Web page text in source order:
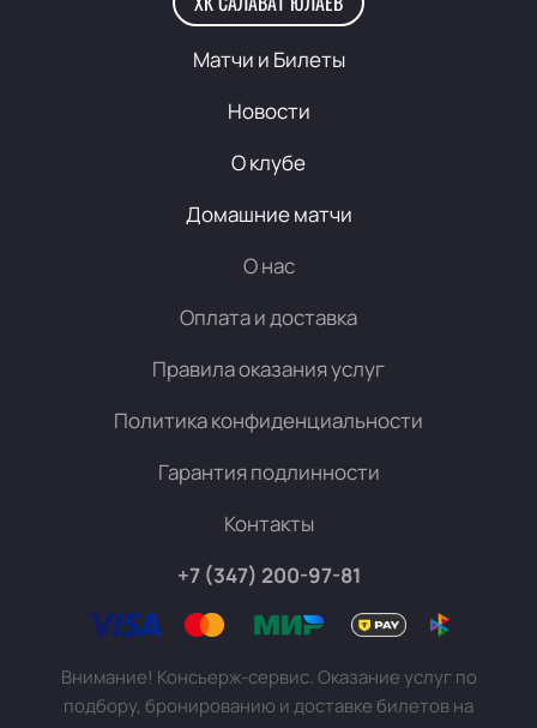
Матчи и Билеты
Новости
О клубе
Домашние матчи
О нас
Оплата и доставка
Правила оказания услуг
Политика конфиденциальности
Гарантия подлинности
Контакты
+7 (347) 200-97-81
Внимание! Консьерж-сервис. Оказание услуг по
подбору, бронированию и доставке билетов на